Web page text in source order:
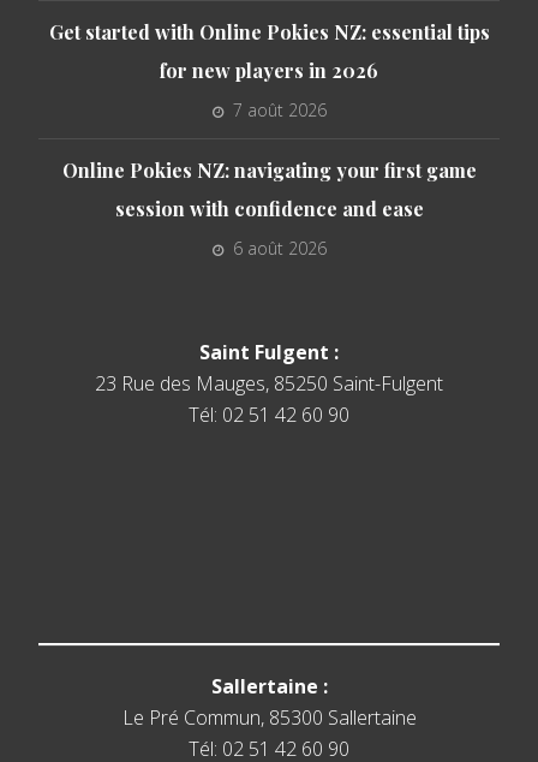
Get started with Online Pokies NZ: essential tips
for new players in 2026
7 août 2026
Online Pokies NZ: navigating your first game
session with confidence and ease
6 août 2026
Saint Fulgent :
23 Rue des Mauges, 85250 Saint-Fulgent
Tél: 02 51 42 60 90
Sallertaine :
Le Pré Commun, 85300 Sallertaine
Tél: 02 51 42 60 90